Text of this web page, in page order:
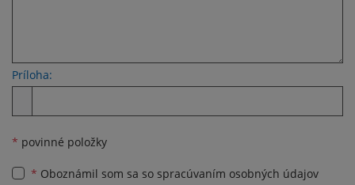
Príloha:
* povinné položky
* Oboznámil som sa so spracúvaním osobných údajov